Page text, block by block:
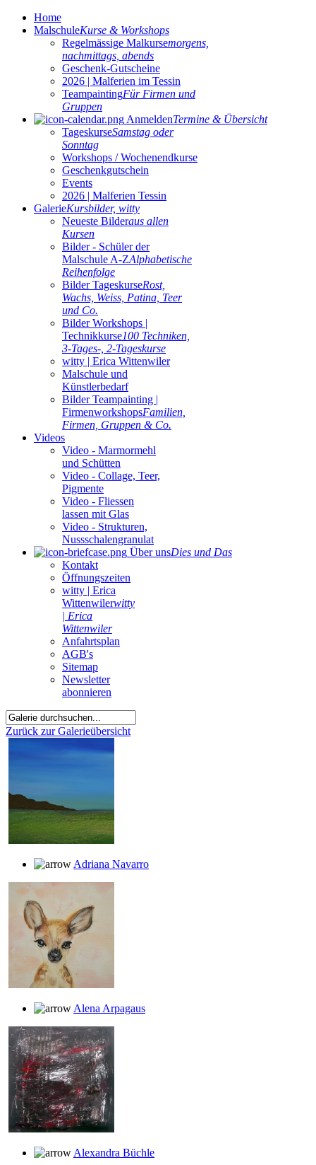
Home
MalschuleKurse & Workshops
Regelmässige Malkursemorgens,
nachmittags, abends
Geschenk-Gutscheine
2026 | Malferien im Tessin
TeampaintingFür Firmen und
Gruppen
AnmeldenTermine & Übersicht
TageskurseSamstag oder
Sonntag
Workshops / Wochenendkurse
Geschenkgutschein
Events
2026 | Malferien Tessin
GalerieKursbilder, witty
Neueste Bilderaus allen
Kursen
Bilder - Schüler der
Malschule A-ZAlphabetische
Reihenfolge
Bilder TageskurseRost,
Wachs, Weiss, Patina, Teer
und Co.
Bilder Workshops |
Technikkurse100 Techniken,
3-Tages-, 2-Tageskurse
witty | Erica Wittenwiler
Malschule und
Künstlerbedarf
Bilder Teampainting |
FirmenworkshopsFamilien,
Firmen, Gruppen & Co.
Videos
Video - Marmormehl
und Schütten
Video - Collage, Teer,
Pigmente
Video - Fliessen
lassen mit Glas
Video - Strukturen,
Nussschalengranulat
Über unsDies und Das
Kontakt
Öffnungszeiten
witty | Erica
Wittenwilerwitty
| Erica
Wittenwiler
Anfahrtsplan
AGB's
Sitemap
Newsletter
abonnieren
Zurück zur Galerieübersicht
Adriana Navarro
Alena Arpagaus
Alexandra Büchle